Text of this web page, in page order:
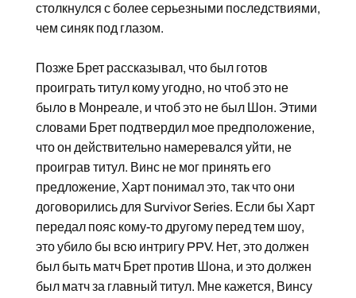
столкнулся с более серьезными последствиями,
чем синяк под глазом.
Позже Брет рассказывал, что был готов
проиграть титул кому угодно, но чтоб это не
было в Монреале, и чтоб это не был Шон. Этими
словами Брет подтвердил мое предположение,
что он действительно намеревался уйти, не
проиграв титул. Винс не мог принять его
предложение, Харт понимал это, так что они
договорились для Survivor Series. Если бы Харт
передал пояс кому-то другому перед тем шоу,
это убило бы всю интригу PPV. Нет, это должен
был быть матч Брет против Шона, и это должен
был матч за главный титул. Мне кажется, Винсу